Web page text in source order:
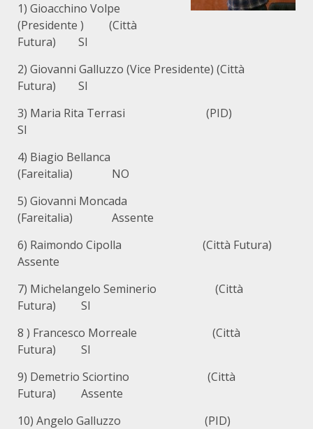
1) Gioacchino Volpe
(Presidente ) (Città
Futura) SI
2) Giovanni Galluzzo (Vice Presidente) (Città
Futura) SI
3) Maria Rita Terrasi (PID)
SI
4) Biagio Bellanca
(Fareitalia) NO
5) Giovanni Moncada
(Fareitalia) Assente
6) Raimondo Cipolla (Città Futura)
Assente
7) Michelangelo Seminerio (Città
Futura) SI
8 ) Francesco Morreale (Città
Futura) SI
9) Demetrio Sciortino (Città
Futura) Assente
10) Angelo Galluzzo (PID)